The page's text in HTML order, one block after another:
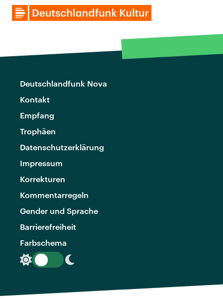
Deutschlandfunk Nova
Kontakt
Empfang
Trophäen
Datenschutzerklärung
Impressum
Korrekturen
Kommentarregeln
Gender und Sprache
Barrierefreiheit
Farbschema